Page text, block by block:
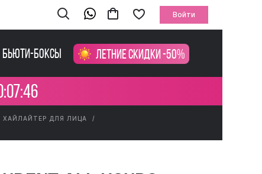
Войти
Бьюти-боксы Летние скидки -50%
ХАЙЛАЙТЕР ДЛЯ ЛИЦА